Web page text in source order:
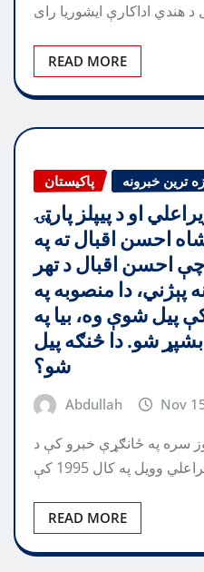
READ MORE
پاکیستان ترین خبرونه
او د پيپلز پارټۍ
احسن اقبال ته په
احسن اقبال د تهر
پېژني، دا منصوبه په
کال کې پيل شوې وه، بيا په
کار بشپړ شو. دا څنګه پیل
شو؟
Abdullah Nov
سره په ځانګړې خبرو کې د
READ MORE